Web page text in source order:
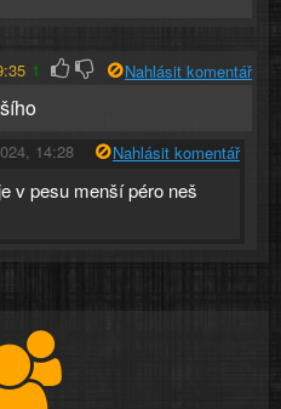
1 Nahlásit komentář
14:28 Nahlásit komentář
v pesu menší péro neš